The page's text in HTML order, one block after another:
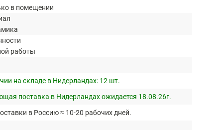
в помещении
работы
на складе в Нидерландах: 12 шт.
поставка в Нидерландах ожидается 18.08.26г.
в Россию ≈ 10-20 рабочих дней.